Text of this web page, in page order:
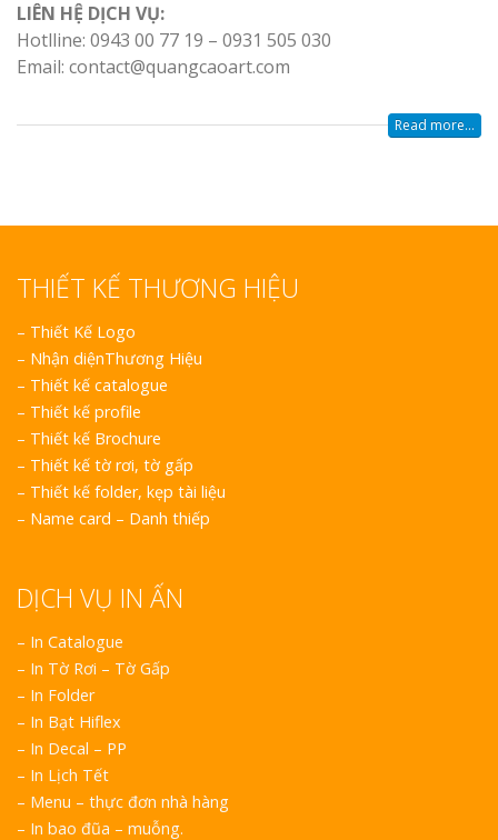
LIÊN HỆ DỊCH VỤ:
Hotlline: 0943 00 77 19 – 0931 505 030
Email: contact@quangcaoart.com
Read more...
THIẾT KẾ THƯƠNG HIỆU
– Thiết Kế Logo
– Nhận diệnThương Hiệu
– Thiết kế catalogue
– Thiết kế profile
– Thiết kế Brochure
– Thiết kế tờ rơi, tờ gấp
– Thiết kế folder, kẹp tài liệu
– Name card – Danh thiếp
DỊCH VỤ IN ẤN
– In Catalogue
– In Tờ Rơi – Tờ Gấp
– In Folder
– In Bạt Hiflex
– In Decal – PP
– In Lịch Tết
– Menu – thực đơn nhà hàng
– In bao đũa – muỗng.